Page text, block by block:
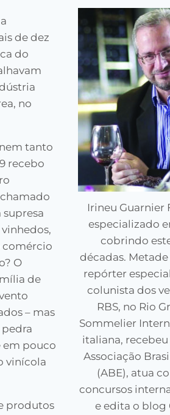
Irineu Guarnier
especializado
cobrindo
décadas.
repórter
colunista dos
RBS, no Rio
Sommelier
italiana,
Associação
(ABE), atua
concursos
e edita o blog
de dez
do
no
tanto
recebo
comércio
O
de
– mas
pouco
vinícola
produtos